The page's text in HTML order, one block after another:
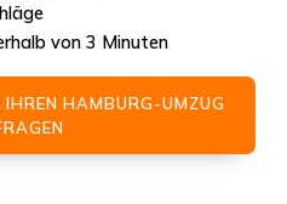
von 3 Minuten
HAMBURG-UMZUG